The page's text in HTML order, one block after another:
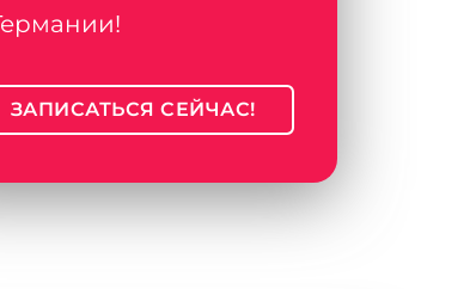
ЗАПИСАТЬСЯ СЕЙЧАС!